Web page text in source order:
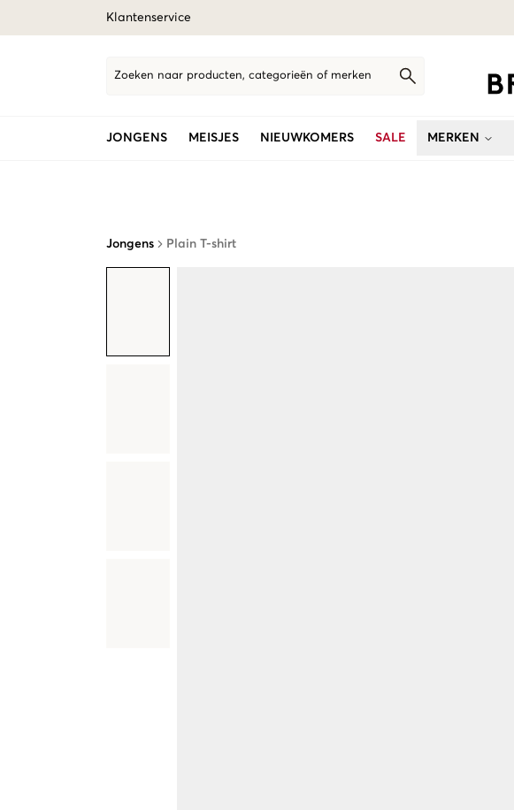
Klantenservice
Zoeken naar producten, categorieën of merken
JONGENS MEISJES NIEUWKOMERS SALE MERKEN
Jongens Plain T-shirt